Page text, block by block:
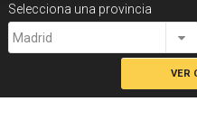
Selecciona una provincia
Madrid